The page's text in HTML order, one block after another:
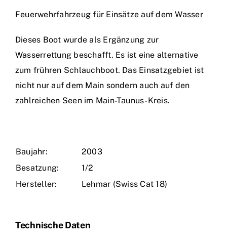
Einsätze
Feuerwehrfahrzeug für Einsätze auf dem Wasser
Dieses Boot wurde als Ergänzung zur
Wasserrettung beschafft. Es ist eine alternative
zum frühren Schlauchboot. Das Einsatzgebiet ist
nicht nur auf dem Main sondern auch auf den
zahlreichen Seen im Main-Taunus-Kreis.
Baujahr:
2003
Besatzung:
1/2
Hersteller:
Lehmar (Swiss Cat 18)
Technische Daten